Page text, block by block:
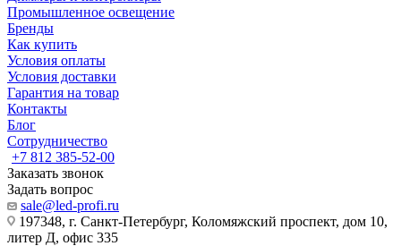
Промышленное освещение
Бренды
Как купить
Условия оплаты
Условия доставки
Гарантия на товар
Контакты
Блог
Сотрудничество
+7 812 385-52-00
Заказать звонок
Задать вопрос
sale@led-profi.ru
197348, г. Санкт-Петербург, Коломяжский проспект, дом 10,
литер Д, офис 335